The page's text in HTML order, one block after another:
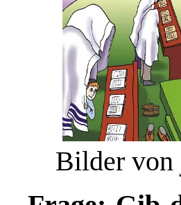
Bilder von